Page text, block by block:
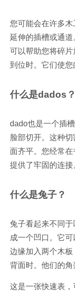
您可能会在许多
延伸的插槽或通
可以帮助您将碎
到位时。它们使您
什么是dados？
dado也是一个插
脸部切开。这种
面齐平。您经常
提供了牢固的连接
什么是兔子？
兔子看起来不同
成一个凹口。它
边缘加入两个木
背面时。他们的角
这是一张快速表，